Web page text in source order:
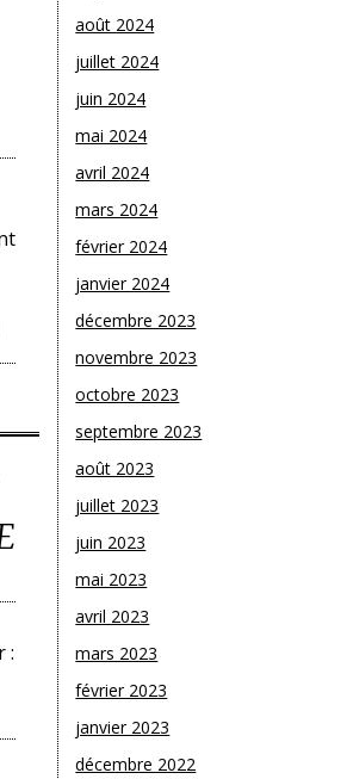
:
août 2024
juillet 2024
juin 2024
mai 2024
avril 2024
mars 2024
février 2024
janvier 2024
décembre 2023
novembre 2023
octobre 2023
septembre 2023
août 2023
juillet 2023
juin 2023
mai 2023
avril 2023
mars 2023
février 2023
janvier 2023
décembre 2022